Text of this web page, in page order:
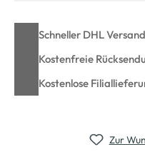
Schneller DHL
Kostenfreie
Kostenlose
Zur